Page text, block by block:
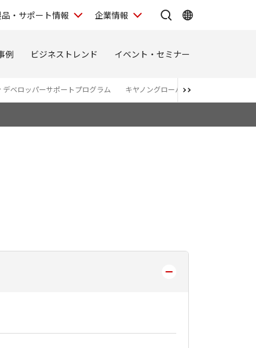
・サポート情報 企業情報
例 ビジネストレンド イベント・セミナー
デベロッパーサポートプログラム キヤノングローバルサービス